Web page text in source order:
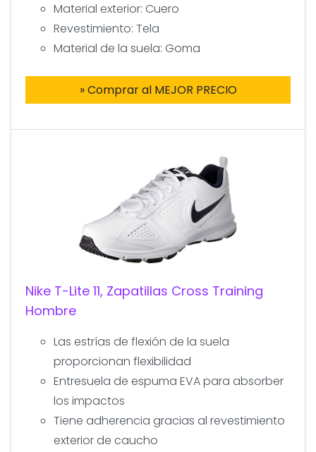
Material exterior: Cuero
Revestimiento: Tela
Material de la suela: Goma
» Comprar al MEJOR PRECIO
Nike T-Lite 11, Zapatillas Cross Training
Hombre
Las estrías de flexión de la suela
proporcionan flexibilidad
Entresuela de espuma EVA para absorber
los impactos
Tiene adherencia gracias al revestimiento
exterior de caucho